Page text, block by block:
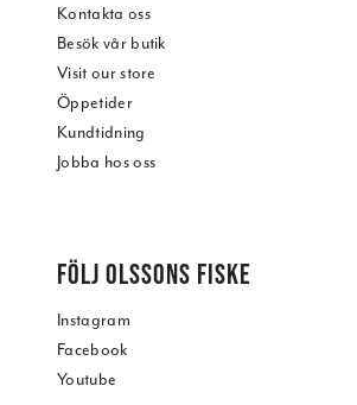
Kontakta oss
Besök vår butik
Visit our store
Öppetider
Kundtidning
Jobba hos oss
FÖLJ OLSSONS FISKE
Instagram
Facebook
Youtube